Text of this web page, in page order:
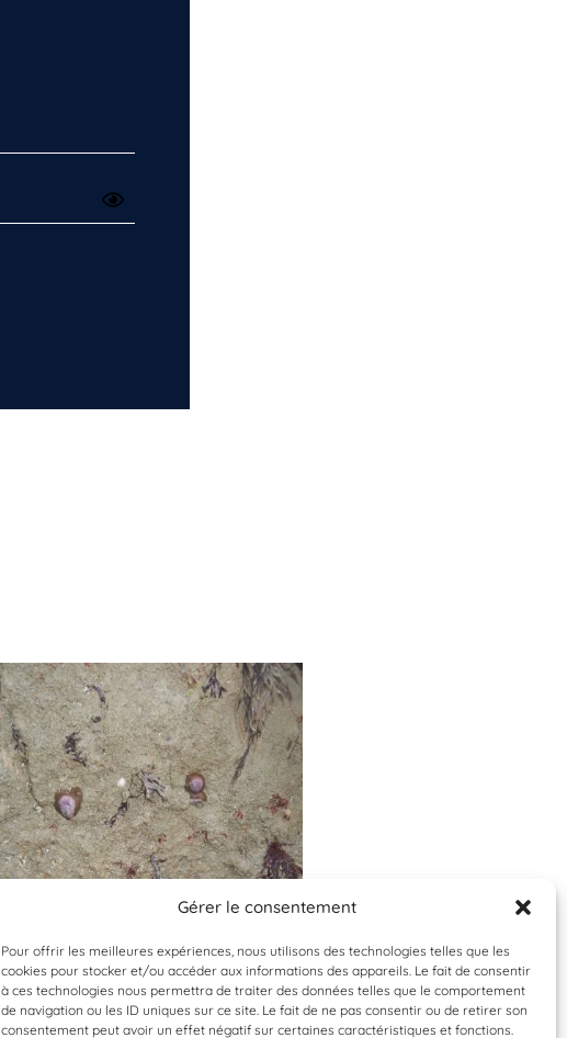
Gérer le consentement
Pour offrir les meilleures expériences, nous utilisons des technologies telles que les
cookies pour stocker et/ou accéder aux informations des appareils. Le fait de consentir
à ces technologies nous permettra de traiter des données telles que le comportement
de navigation ou les ID uniques sur ce site. Le fait de ne pas consentir ou de retirer son
consentement peut avoir un effet négatif sur certaines caractéristiques et fonctions.
Espèce à identifier Espèce à identifier